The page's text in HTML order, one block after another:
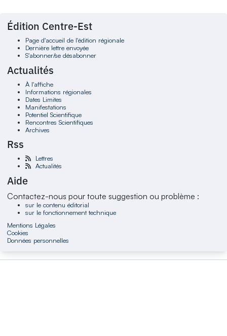
Édition Centre-Est
Page d'accueil de l'édition régionale
Dernière lettre envoyée
S'abonner/se désabonner
Actualités
À l'affiche
Informations régionales
Dates Limites
Manifestations
Potentiel Scientifique
Rencontres Scientifiques
Archives
Rss
Lettres
Actualités
Aide
Contactez-nous pour toute suggestion ou problème :
sur le contenu éditorial
sur le fonctionnement technique
Mentions Légales
Cookies
Données personnelles